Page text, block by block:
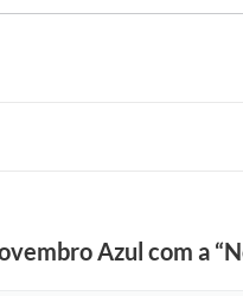
Esporte Azul com a